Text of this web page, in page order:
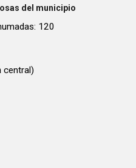
del municipio
120
central)